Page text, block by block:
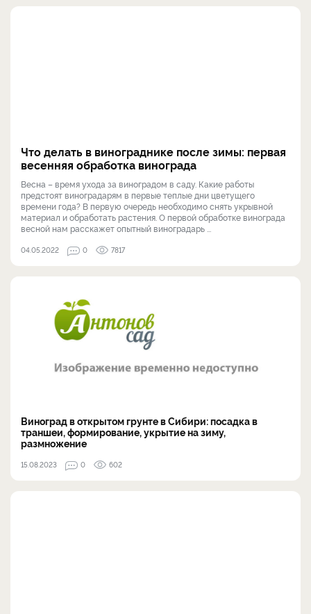
Что делать в винограднике после зимы: первая
весенняя обработка винограда
Весна – время ухода за виноградом в саду. Какие работы
предстоят виноградарям в первые теплые дни цветущего
времени года? В первую очередь необходимо снять укрывной
материал и обработать растения. О первой обработке винограда
весной нам расскажет опытный виноградарь ...
04.05.2022 0 7817
Виноград в открытом грунте в Сибири: посадка в
траншеи, формирование, укрытие на зиму,
размножение
15.08.2023 0 602